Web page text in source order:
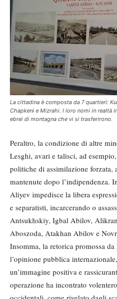
La cittadina è composta da 7 quartieri:
Chapkeni e Mizrahi. I loro nomi in realtà
ebrei di montagna che vi si trasferirono.
Peraltro, la condizione di altre
Lesghi, avari e talisci, ad
politiche di assimilazione forzata,
mantenute dopo l’indipendenza.
Aliyev impedisce la libera
e separatisti, incarcerando o
Antsukhskiy, Igbal Abilov,
Aboszoda, Atakhan Abilov e
Insomma, la retorica promossa
l’opinione pubblica
un’immagine positiva e
operazione ha incontrato